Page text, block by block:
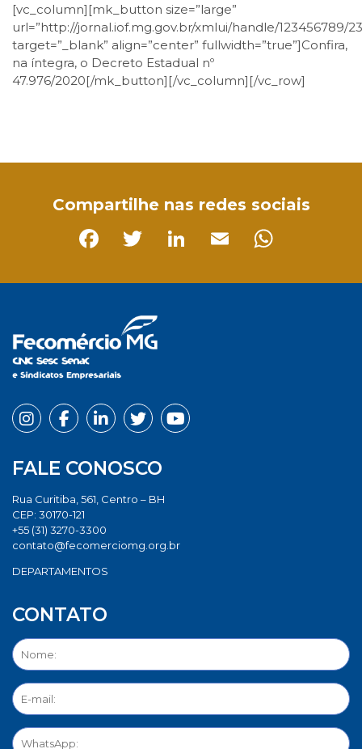
[vc_column][mk_button size=”large”
url=”http://jornal.iof.mg.gov.br/xmlui/handle/123456789/
target=”_blank” align=”center” fullwidth=”true”]Confira,
na íntegra, o Decreto Estadual nº
47.976/2020[/mk_button][/vc_column][/vc_row]
Compartilhe nas redes sociais
FALE CONOSCO
Rua Curitiba, 561, Centro – BH
CEP: 30170-121
+55 (31) 3270-3300
contato@fecomerciomg.org.br
DEPARTAMENTOS
CONTATO